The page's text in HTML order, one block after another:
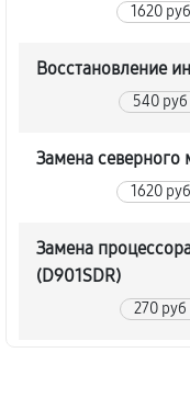
1620 руб
Восстановление
540 руб
Замена северного
1620 руб
Замена
(D901SDR)
270 руб